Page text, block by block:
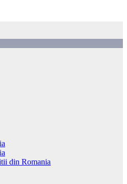
din Romania